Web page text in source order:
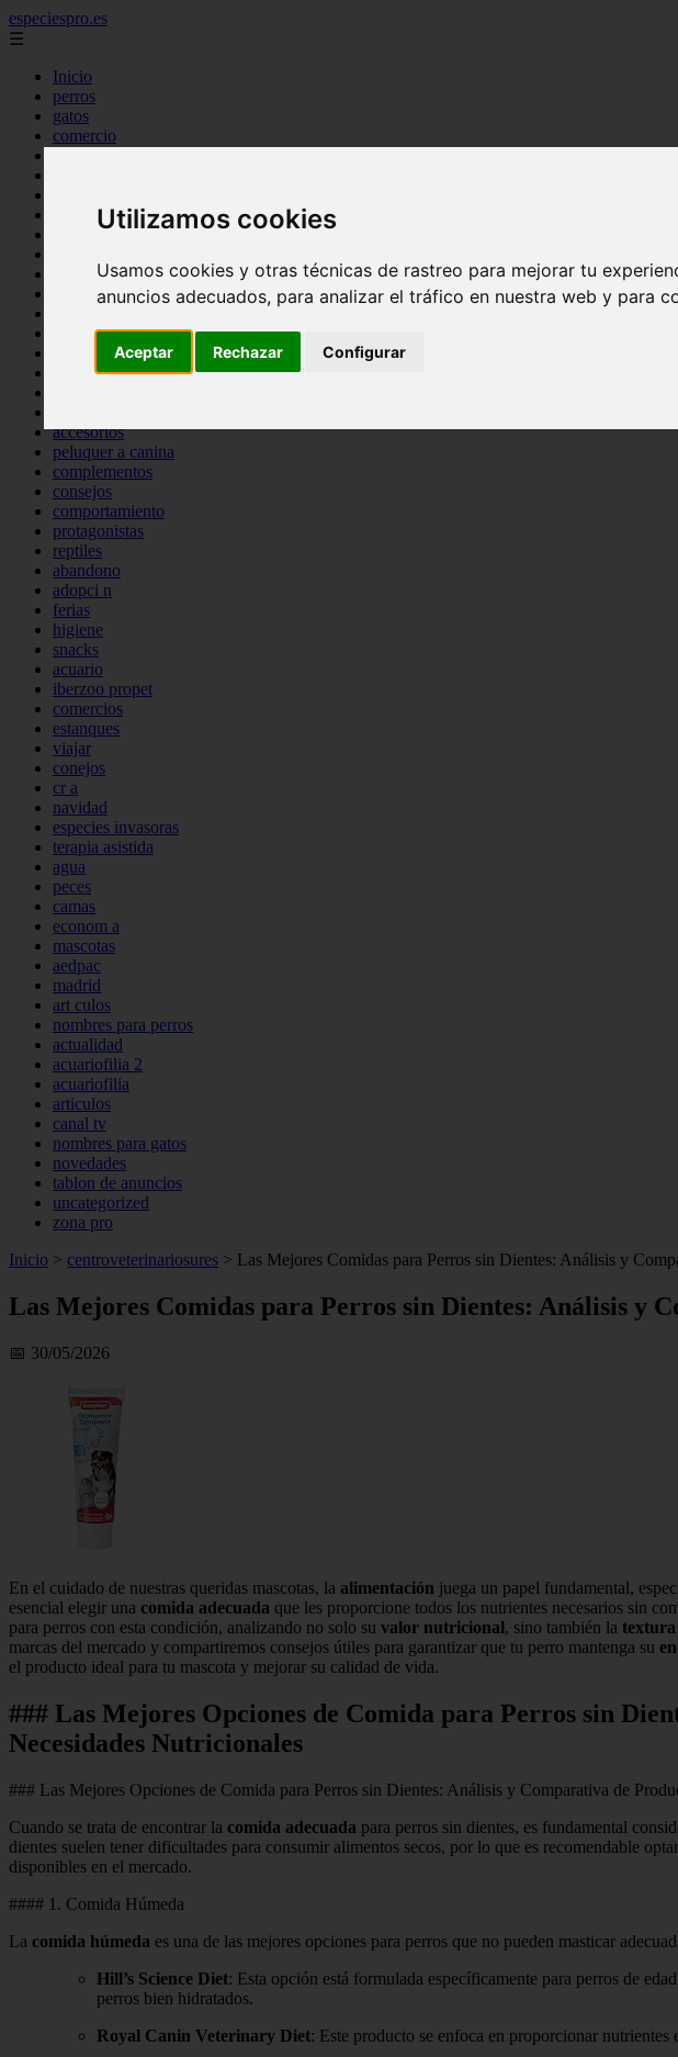
Utilizamos cookies
Usamos cookies y otras técnicas de rastreo para mejorar tu
anuncios adecuados, para analizar el tráfico en nuestra web y para
Aceptar Rechazar Configurar
especiespro.es
☰
Inicio
perros
gatos
comercio
tenencia responsable
mantenimiento
bienestar
peque os mam feros
verano
accesorios
peluquer a canina
complementos
consejos
comportamiento
protagonistas
reptiles
abandono
adopci n
ferias
higiene
snacks
acuario
iberzoo propet
comercios
estanques
viajar
conejos
cr a
navidad
especies invasoras
terapia asistida
agua
peces
camas
econom a
mascotas
aedpac
madrid
art culos
nombres para perros
actualidad
acuariofilia 2
acuariofilia
articulos
canal tv
nombres para gatos
novedades
tablon de anuncios
uncategorized
zona pro
Inicio > centroveterinariosures > Las Mejores Comidas para Perros sin Dientes: Análisis y
Las Mejores Comidas para Perros sin Dientes: Análisis y
📅 30/05/2026
En el cuidado de nuestras queridas mascotas, la alimentación juega un papel fundamental,
esencial elegir una comida adecuada que les proporcione todos los nutrientes necesarios sin
para perros con esta condición, analizando no solo su valor nutricional, sino también la textura
marcas del mercado y compartiremos consejos útiles para garantizar que tu perro mantenga su
el producto ideal para tu mascota y mejorar su calidad de vida.
### Las Mejores Opciones de Comida para Perros sin
Necesidades Nutricionales
### Las Mejores Opciones de Comida para Perros sin Dientes: Análisis y Comparativa de
Cuando se trata de encontrar la comida adecuada para perros sin dientes, es fundamental
dientes suelen tener dificultades para consumir alimentos secos, por lo que es recomendable
disponibles en el mercado.
#### 1. Comida Húmeda
La comida húmeda es una de las mejores opciones para perros que no pueden masticar
Hill’s Science Diet: Esta opción está formulada específicamente para perros de
perros bien hidratados.
Royal Canin Veterinary Diet: Este producto se enfoca en proporcionar